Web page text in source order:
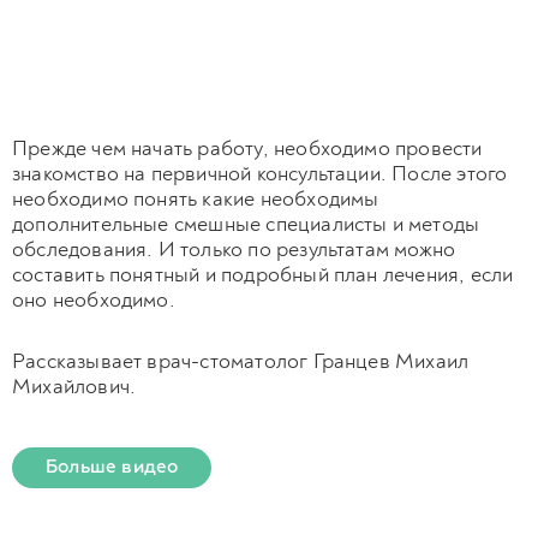
Прежде чем начать работу, необходимо провести
знакомство на первичной консультации. После этого
необходимо понять какие необходимы
дополнительные смешные специалисты и методы
обследования. И только по результатам можно
составить понятный и подробный план лечения, если
оно необходимо.
Рассказывает врач-стоматолог Гранцев Михаил
Михайлович.
Больше видео